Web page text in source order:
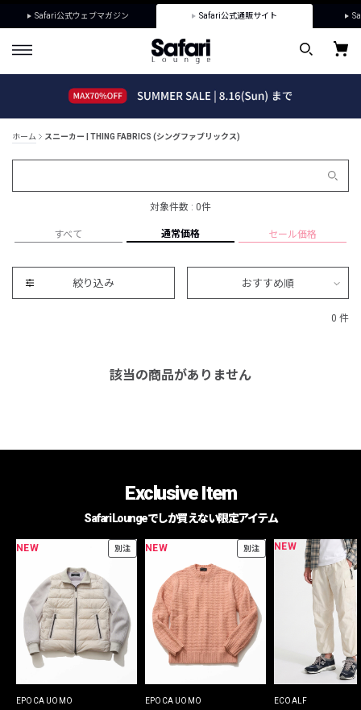
Safari公式ウェブマガジン Safari公式通販サイト
ホーム スニーカー | THING FABRICS (シングファブリックス)
対象件数 : 0件
すべて 通常価格 セール価格
絞り込み おすすめ順
0 件
該当の商品がありません
Exclusive Item
Safari Loungeでしか買えない限定アイテム
NEW 別注
EPOCA UOMO
NEW 別注
EPOCA UOMO
NEW
ECOALF